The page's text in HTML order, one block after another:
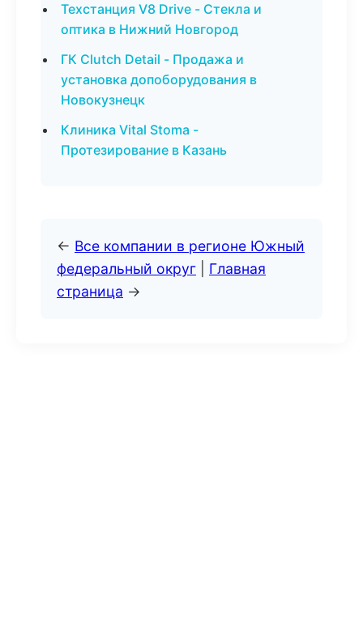
Техстанция V8 Drive - Стекла и
оптика в Нижний Новгород
ГК Clutch Detail - Продажа и
установка допоборудования в
Новокузнецк
Клиника Vital Stoma -
Протезирование в Казань
← Все компании в регионе Южный
федеральный округ
Главная
страница →